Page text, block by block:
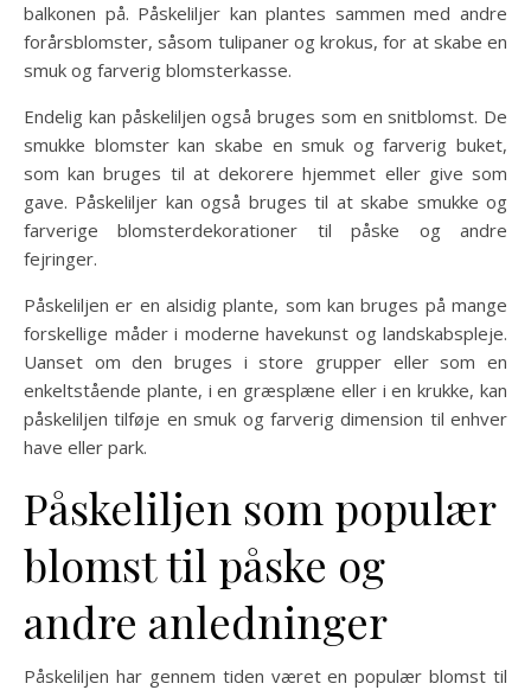
balkonen på. Påskeliljer kan plantes sammen med andre
forårsblomster, såsom tulipaner og krokus, for at skabe en
smuk og farverig blomsterkasse.
Endelig kan påskeliljen også bruges som en snitblomst. De
smukke blomster kan skabe en smuk og farverig buket,
som kan bruges til at dekorere hjemmet eller give som
gave. Påskeliljer kan også bruges til at skabe smukke og
farverige blomsterdekorationer til påske og andre
fejringer.
Påskeliljen er en alsidig plante, som kan bruges på mange
forskellige måder i moderne havekunst og landskabspleje.
Uanset om den bruges i store grupper eller som en
enkeltstående plante, i en græsplæne eller i en krukke, kan
påskeliljen tilføje en smuk og farverig dimension til enhver
have eller park.
Påskeliljen som populær
blomst til påske og
andre anledninger
Påskeliljen har gennem tiden været en populær blomst til